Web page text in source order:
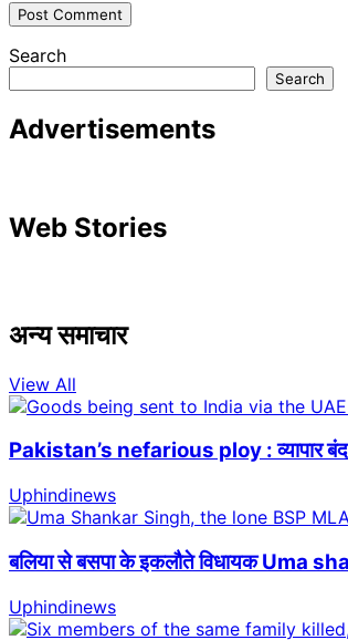
Search
Search
Advertisements
Web Stories
अन्य समाचार
View All
Pakistan’s nefarious ploy : व्यापार बंद
Uphindinews
बलिया से बसपा के इकलौते विधायक Uma
Uphindinews